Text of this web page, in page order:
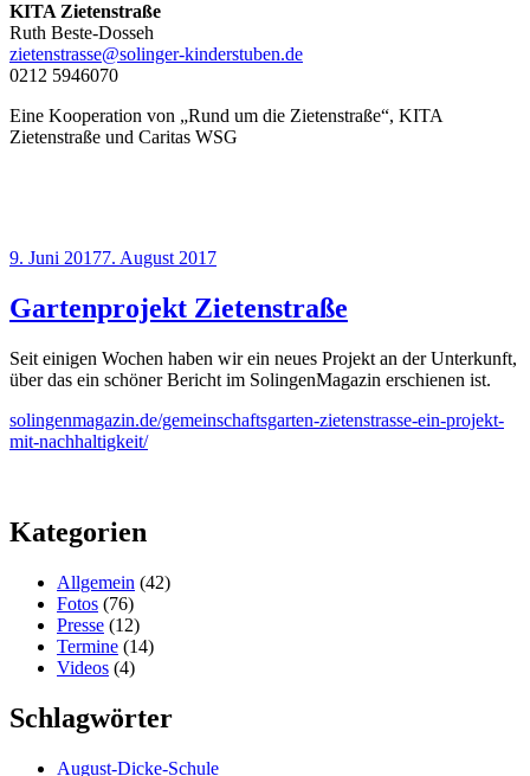
KITA Zietenstraße
Ruth Beste-Dosseh
zietenstrasse@solinger-kinderstuben.de
0212 5946070
Eine Kooperation von „Rund um die Zietenstraße“, KITA
Zietenstraße und Caritas WSG
Veröffentlicht
9. Juni 20177. August 2017
Gartenprojekt Zietenstraße
Seit einigen Wochen haben wir ein neues Projekt an der Unterkunft,
über das ein schöner Bericht im SolingenMagazin erschienen ist.
solingenmagazin.de/gemeinschaftsgarten-zietenstrasse-ein-projekt-
mit-nachhaltigkeit/
Kategorien
Allgemein (42)
Fotos (76)
Presse (12)
Termine (14)
Videos (4)
Schlagwörter
August-Dicke-Schule